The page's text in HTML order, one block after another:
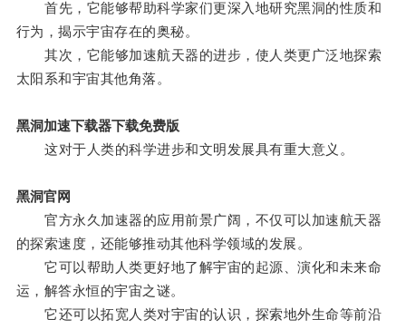
首先，它能够帮助科学家们更深入地研究黑洞的性质和
行为，揭示宇宙存在的奥秘。
其次，它能够加速航天器的进步，使人类更广泛地探索
太阳系和宇宙其他角落。
黑洞加速下载器下载免费版
这对于人类的科学进步和文明发展具有重大意义。
黑洞官网
官方永久加速器的应用前景广阔，不仅可以加速航天器
的探索速度，还能够推动其他科学领域的发展。
它可以帮助人类更好地了解宇宙的起源、演化和未来命
运，解答永恒的宇宙之谜。
它还可以拓宽人类对宇宙的认识，探索地外生命等前沿